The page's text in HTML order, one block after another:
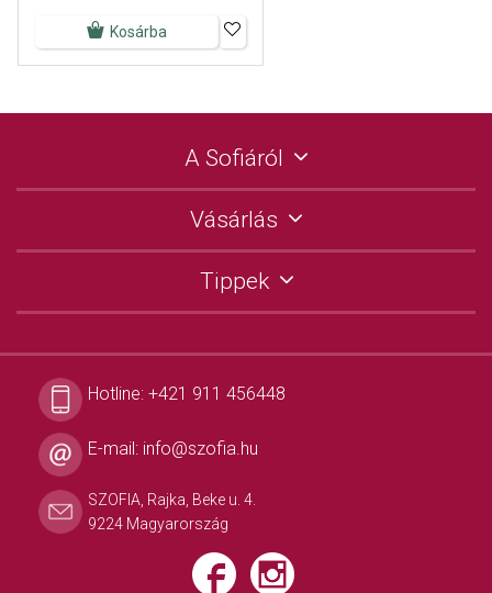
Kosárba
A Sofiáról
Vásárlás
Tippek
Hotline: +421 911 456448
E-mail: info@szofia.hu
SZOFIA, Rajka, Beke u. 4.
9224 Magyarország